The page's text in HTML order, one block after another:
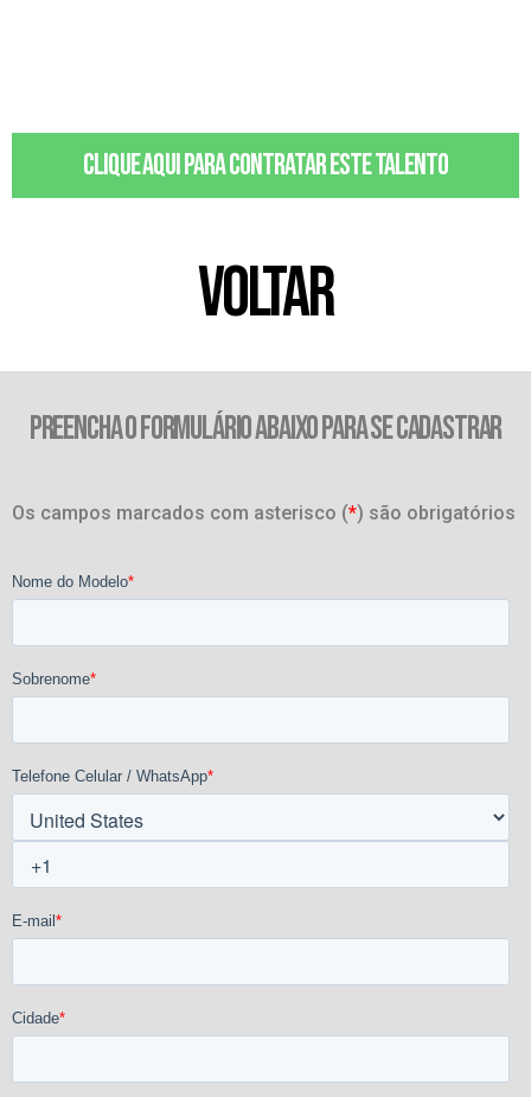
Clique aqui para contratar este talento
VOLTAR
PREENCHA O FORMULÁRIO ABAIXO PARA SE CADASTRAR
Os campos marcados com asterisco (*) são obrigatórios